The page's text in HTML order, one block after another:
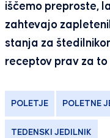
iščemo preproste,
zahtevajo
stanja za
receptov prav za to
POLETJE POLETNE
TEDENSKI JEDILNIK